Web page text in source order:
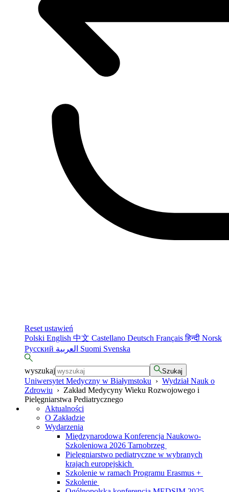
Reset ustawień
Polski English 中文 Castellano Deutsch Françaisहिन्दी Norsk
Русский
Suomi Svenska
wyszukaj Szukaj
Uniwersytet Medyczny w Białymstoku › Wydział Nauk o
Zdrowiu › Zakład Medycyny Wieku Rozwojowego i
Pielęgniarstwa Pediatrycznego
Aktualności
O Zakładzie
Wydarzenia
Międzynarodowa Konferencja Naukowo-
Szkoleniowa 2026 Tarnobrzeg
Pielęgniarstwo pediatryczne w wybranych
krajach europejskich
Szkolenie w ramach Programu Erasmus +
Szkolenie